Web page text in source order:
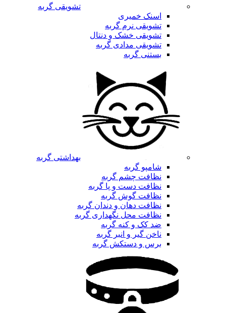
تشویقی گربه
اسنک خمیری
تشویقی نرم گربه
تشویقی خشک و دنتال
تشویقی مدادی گربه
بستنی گربه
بهداشتی گربه
شامپو گربه
نظافت چشم گربه
نظافت دست و پا گربه
نظافت گوش گربه
نظافت دهان و دندان گربه
نظافت محل نگهداری گربه
ضد کک و کنه گربه
ناخن گیر و انبر گربه
برس و دستکش گربه